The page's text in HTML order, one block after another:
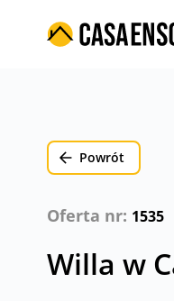
Powrót
Oferta nr: 1535
Willa w